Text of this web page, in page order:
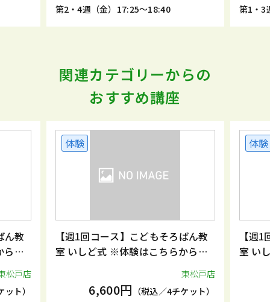
第2・4週（金）17:25～18:40
第1・3
関連カテゴリーからの
おすすめ講座
ん教
らお
松戸店
ト）
体験
【週1回コース】こどもそろばん教
室 いしど式 ※体験はこちらからお
東松戸店
6,600円 （税込／4チケット）
体験
【週
室 い